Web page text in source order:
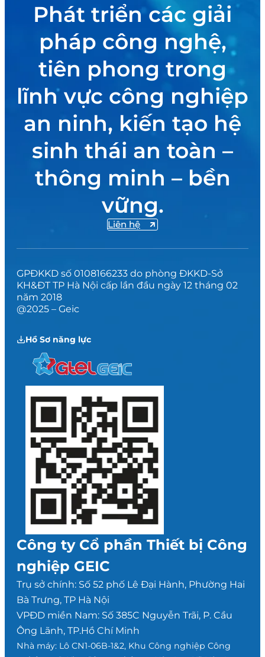
Phát triển các giải
pháp công nghệ,
tiên phong trong
lĩnh vực công nghiệp
an ninh, kiến tạo hệ
sinh thái an toàn –
thông minh – bền
vững.
Liên hệ
GPĐKKD số 0108166233 do phòng ĐKKD-Sở
KH&ĐT TP Hà Nội cấp lần đầu ngày 12 tháng 02
năm 2018
@2025 – Geic
Hồ Sơ năng lực
Công ty Cổ phần Thiết bị Công
nghiệp GEIC
Trụ sở chính: Số 52 phố Lê Đại Hành, Phường Hai
Bà Trưng, TP Hà Nội
VPĐD miền Nam: Số 385C Nguyễn Trãi, P. Cầu
Ông Lãnh, TP.Hồ Chí Minh
Nhà máy: Lô CN1-06B-1&2, Khu Công nghiệp Công